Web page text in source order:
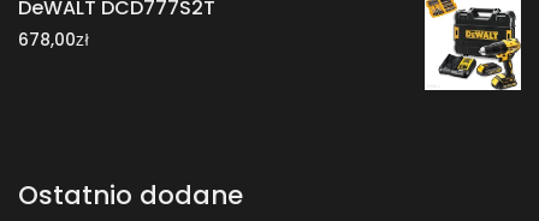
DeWALT DCD777S2T
678,00zł
Ostatnio dodane